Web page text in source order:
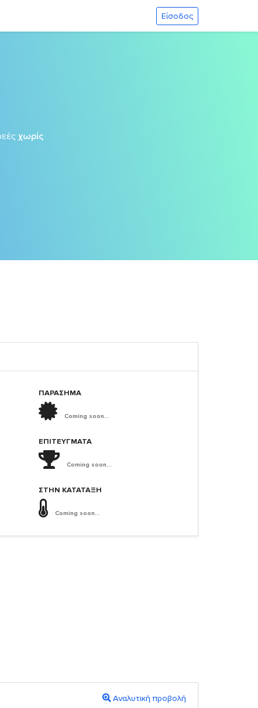
Είσοδος
χωρίς
ΠΑΡΑΣΗΜΑ
Coming soon...
ΕΠΙΤΕΎΓΜΑΤΑ
Coming soon...
ΣΤΗΝ ΚΑΤΆΤΑΞΗ
Coming soon...
Αναλυτική προβολή